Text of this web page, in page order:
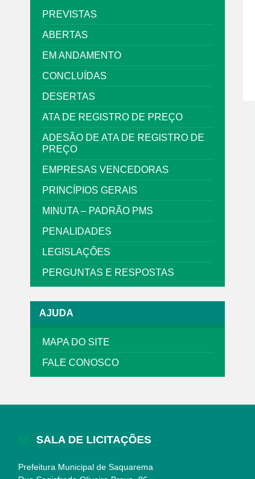
PREVISTAS
ABERTAS
EM ANDAMENTO
CONCLUÍDAS
DESERTAS
ATA DE REGISTRO DE PREÇO
ADESÃO DE ATA DE REGISTRO DE
PREÇO
EMPRESAS VENCEDORAS
PRINCÍPIOS GERAIS
MINUTA – PADRÃO PMS
PENALIDADES
LEGISLAÇÕES
PERGUNTAS E RESPOSTAS
AJUDA
MAPA DO SITE
FALE CONOSCO
SALA DE LICITAÇÕES
Prefeitura Municipal de Saquarema